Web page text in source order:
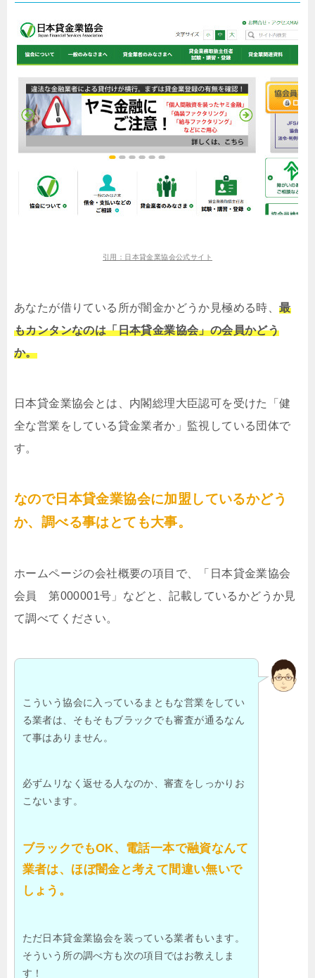
引用：日本貸金業協会公式サイト
あなたが借りている所が闇金かどうか見極める時、最
もカンタンなのは「日本貸金業協会」の会員かどう
か。
日本貸金業協会とは、内閣総理大臣認可を受けた「健
全な営業をしている貸金業者か」監視している団体で
す。
なので日本貸金業協会に加盟しているかどう
か、調べる事はとても大事。
ホームページの会社概要の項目で、「日本貸金業協会
会員 第000001号」などと、記載しているかどうか見
て調べてください。
こういう協会に入っているまともな営業をしてい
る業者は、そもそもブラックでも審査が通るなん
て事はありません。
必ずムリなく返せる人なのか、審査をしっかりお
こないます。
ブラックでもOK、電話一本で融資なんて
業者は、ほぼ闇金と考えて間違い無いで
しょう。
ただ日本貸金業協会を装っている業者もいます。
そういう所の調べ方も次の項目ではお教えしま
す！